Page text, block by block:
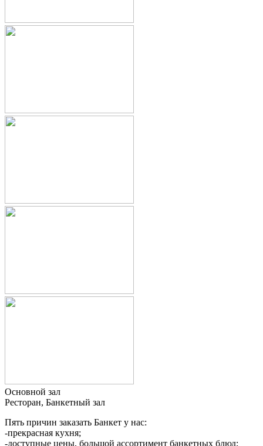
Основной зал
Ресторан, Банкетный зал
Пять причин заказать Банкет у нас:
-прекрасная кухня;
-доступные цены, большой ассортимент банкетных блюд;